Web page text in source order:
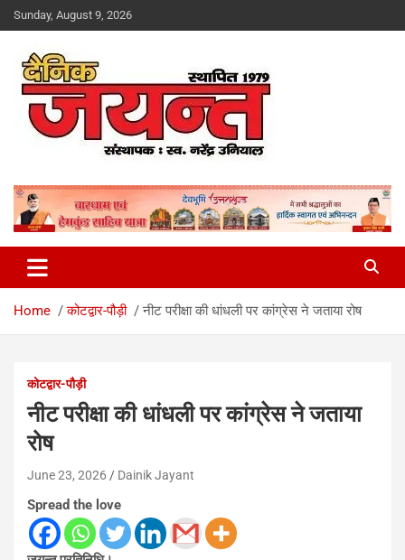
Skip
to
Sunday, August 9, 2026
Dainik Jayant
Home कोटद्वार-पौड़ी नीट परीक्षा की धांधली पर कांग्रेस ने जताया रोष
कोटद्वार-पौड़ी
नीट परीक्षा की धांधली पर कांग्रेस ने जताया
रोष
June 23, 2026 Dainik Jayant
Spread the love